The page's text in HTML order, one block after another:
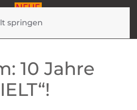
springen
10 Jahre